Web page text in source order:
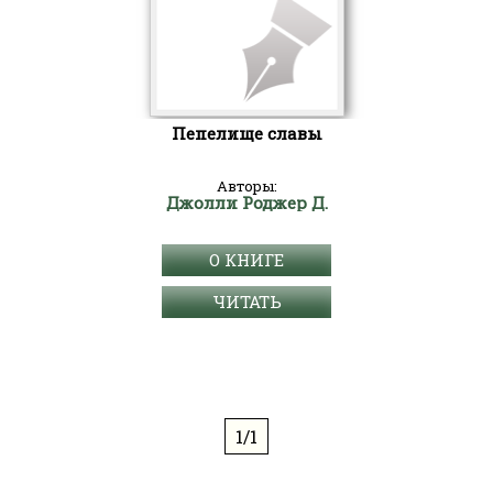
Пепелище славы
Авторы:
Джолли Роджер Д.
О КНИГЕ
ЧИТАТЬ
1/1